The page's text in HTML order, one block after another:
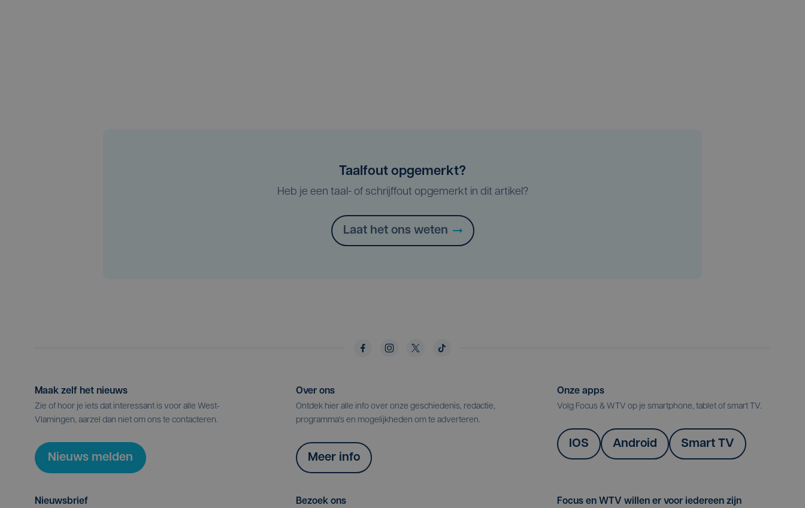
Taalfout opgemerkt?
Heb je een taal- of schrijffout opgemerkt in dit artikel?
Laat het ons weten
Maak zelf het nieuws
Zie of hoor je iets dat interessant is voor alle West-
Vlamingen, aarzel dan niet om ons te contacteren.
Nieuws melden
Over ons
Ontdek hier alle info over onze geschiedenis, redactie,
programma's en mogelijkheden om te adverteren.
Meer info
Onze apps
Volg Focus & WTV op je smartphone, tablet of smart TV.
IOS Android Smart TV
Nieuwsbrief Bezoek ons Focus en WTV willen er voor iedereen zijn